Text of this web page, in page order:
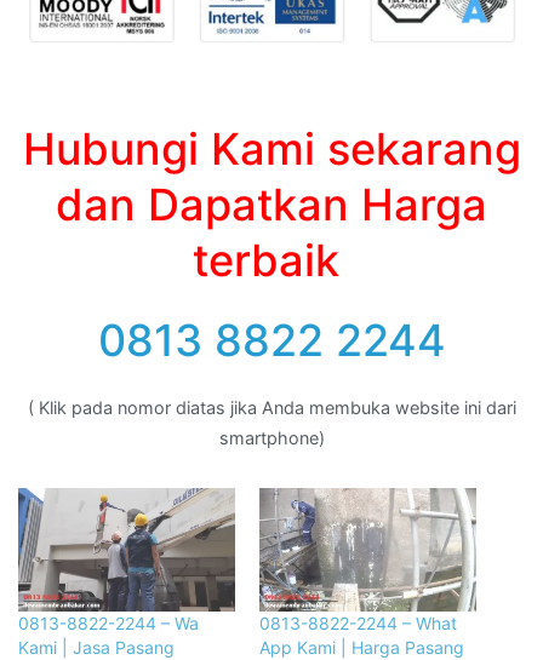
Hubungi Kami sekarang
dan Dapatkan Harga
terbaik
0813 8822 2244
( Klik pada nomor diatas jika Anda membuka website ini dari
smartphone)
0813-8822-2244 – Wa
Kami | Jasa Pasang
0813-8822-2244 – What
App Kami | Harga Pasang